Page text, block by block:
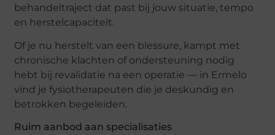
behandeltraject dat past bij jouw situatie, tempo
en herstelcapaciteit.
Of je nu herstelt van een blessure, kampt met
chronische klachten of ondersteuning nodig
hebt bij revalidatie na een operatie — in Ermelo
vind je fysiotherapeuten die je deskundig en
betrokken begeleiden.
Ruim aanbod aan specialisaties